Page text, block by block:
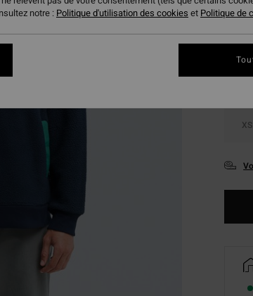
XS
notre : Politique d'utilisation des cookies et Politique de